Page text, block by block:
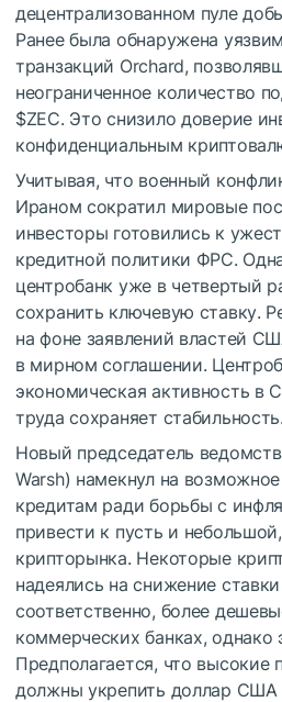
децентрализованном пуле
Ранее была обнаружена
транзакций Orchard,
неограниченное количество
$ZEC. Это снизило доверие
конфиденциальным
Учитывая, что военный
Ираном сократил мировые
инвесторы готовились к
кредитной политики ФРС.
центробанк уже в четвертый
сохранить ключевую ставку.
на фоне заявлений властей
в мирном соглашении.
экономическая активность в
труда сохраняет стабильность.
Новый председатель
Warsh) намекнул на
кредитам ради борьбы с
привести к пусть и
крипторынка. Некоторые
надеялись на снижение
соответственно, более
коммерческих банках, однако
Предполагается, что высокие
должны укрепить доллар США